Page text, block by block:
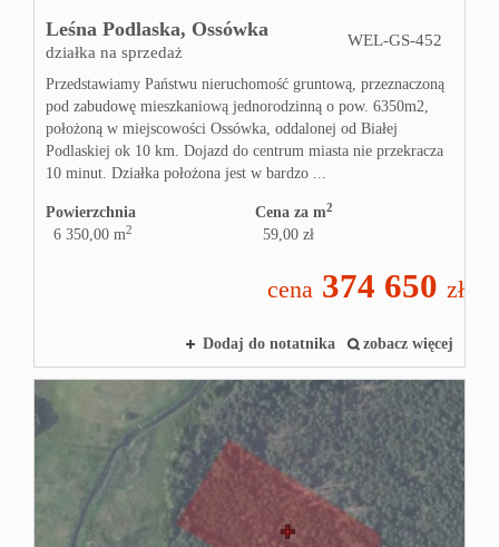
Leśna Podlaska, Ossówka
działka na sprzedaż
WEL-GS-452
Przedstawiamy Państwu nieruchomość gruntową, przeznaczoną
pod zabudowę mieszkaniową jednorodzinną o pow. 6350m2,
położoną w miejscowości Ossówka, oddalonej od Białej
Podlaskiej ok 10 km. Dojazd do centrum miasta nie przekracza
10 minut. Działka położona jest w bardzo ...
Powierzchnia
6 350,00 m2
Cena za m2
59,00 zł
cena 374 650 zł
Dodaj do notatnika zobacz więcej